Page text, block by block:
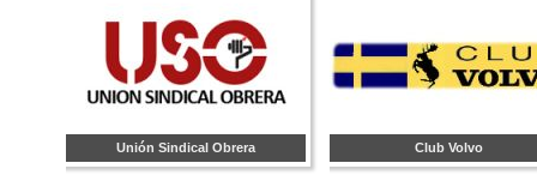
Unión Sindical Obrera Club Volvo